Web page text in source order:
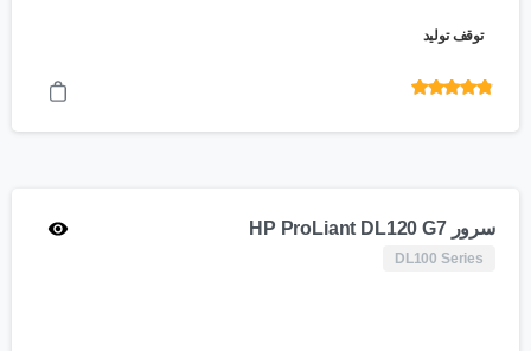
توقف تولید
سرور HP ProLiant DL120 G7
DL100 Series